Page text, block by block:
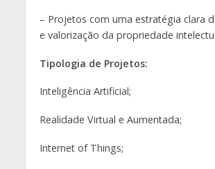
– Projetos com uma estratégia clara
e valorização da propriedade
Tipologia de Projetos:
Inteligência Artificial;
Realidade Virtual e Aumentada;
Internet of Things;